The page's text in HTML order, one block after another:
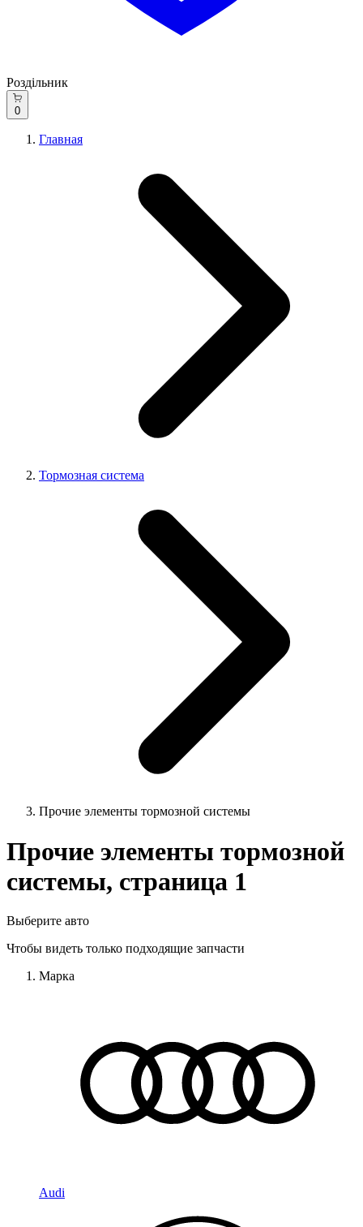
Роздільник
0
Главная
Тормозная система
Прочие элементы тормозной системы
Прочие элементы тормозной
системы, страница 1
Выберите авто
Чтобы видеть только подходящие запчасти
Марка
Audi